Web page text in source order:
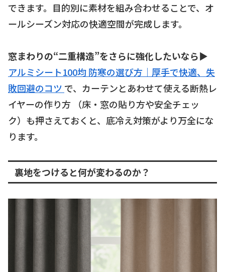
できます。目的別に素材を組み合わせることで、オ
ールシーズン対応の快適空間が完成します。
窓まわりの“二重構造”をさらに強化したいなら▶
アルミシート100均 防寒の選び方｜厚手で快適、失
敗回避のコツ で、カーテンとあわせて使える断熱レ
イヤーの作り方 （床・窓の貼り方や安全チェッ
ク）も押さえておくと、底冷え対策がより万全にな
ります。
裏地をつけると何が変わるのか？